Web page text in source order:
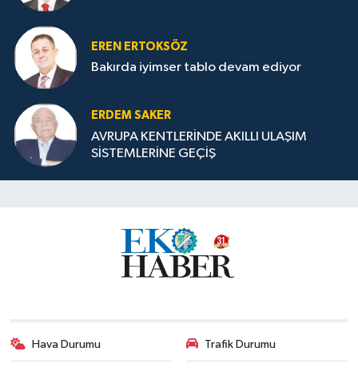
EREN ERTOKSÖZ
Bakırda iyimser tablo devam ediyor
ERDEM SAKER
AVRUPA KENTLERİNDE AKILLI ULAŞIM
SİSTEMLERİNE GEÇİŞ
Hava Durumu Trafik Durumu